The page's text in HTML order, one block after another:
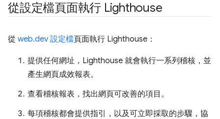
從設定檔頁面執行 Lighthouse
從 web.dev 設定檔頁面執行 Lighthouse：
提供任何網址，Lighthouse 就會執行一系列稽核，並
產生網頁成效報表。
查看稽核報表，找出網頁可改善的項目。
每項稽核都會提供指引，以及可立即採取的步驟，協